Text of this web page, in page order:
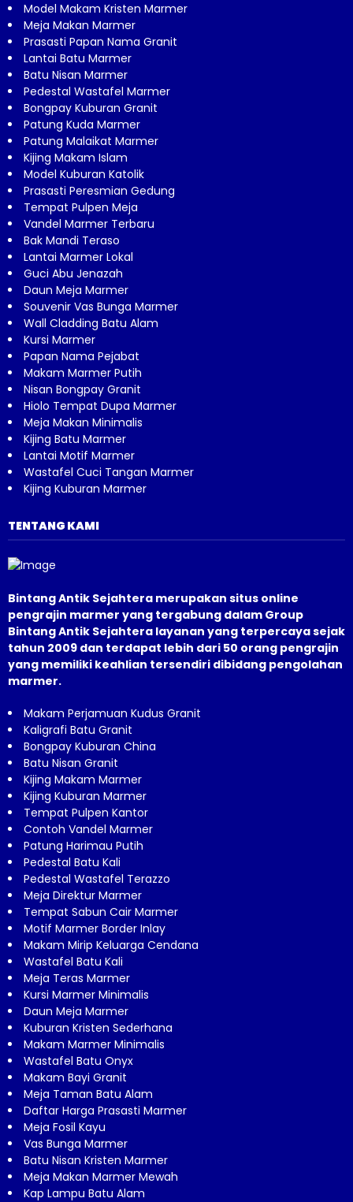
Model Makam Kristen Marmer
Meja Makan Marmer
Prasasti Papan Nama Granit
Lantai Batu Marmer
Batu Nisan Marmer
Pedestal Wastafel Marmer
Bongpay Kuburan Granit
Patung Kuda Marmer
Patung Malaikat Marmer
Kijing Makam Islam
Model Kuburan Katolik
Prasasti Peresmian Gedung
Tempat Pulpen Meja
Vandel Marmer Terbaru
Bak Mandi Teraso
Lantai Marmer Lokal
Guci Abu Jenazah
Daun Meja Marmer
Souvenir Vas Bunga Marmer
Wall Cladding Batu Alam
Kursi Marmer
Papan Nama Pejabat
Makam Marmer Putih
Nisan Bongpay Granit
Hiolo Tempat Dupa Marmer
Meja Makan Minimalis
Kijing Batu Marmer
Lantai Motif Marmer
Wastafel Cuci Tangan Marmer
Kijing Kuburan Marmer
TENTANG KAMI
Bintang Antik Sejahtera merupakan situs online
pengrajin marmer yang tergabung dalam Group
Bintang Antik Sejahtera layanan yang terpercaya sejak
tahun 2009 dan terdapat lebih dari 50 orang pengrajin
yang memiliki keahlian tersendiri dibidang pengolahan
marmer.
Makam Perjamuan Kudus Granit
Kaligrafi Batu Granit
Bongpay Kuburan China
Batu Nisan Granit
Kijing Makam Marmer
Kijing Kuburan Marmer
Tempat Pulpen Kantor
Contoh Vandel Marmer
Patung Harimau Putih
Pedestal Batu Kali
Pedestal Wastafel Terazzo
Meja Direktur Marmer
Tempat Sabun Cair Marmer
Motif Marmer Border Inlay
Makam Mirip Keluarga Cendana
Wastafel Batu Kali
Meja Teras Marmer
Kursi Marmer Minimalis
Daun Meja Marmer
Kuburan Kristen Sederhana
Makam Marmer Minimalis
Wastafel Batu Onyx
Makam Bayi Granit
Meja Taman Batu Alam
Daftar Harga Prasasti Marmer
Meja Fosil Kayu
Vas Bunga Marmer
Batu Nisan Kristen Marmer
Meja Makan Marmer Mewah
Kap Lampu Batu Alam